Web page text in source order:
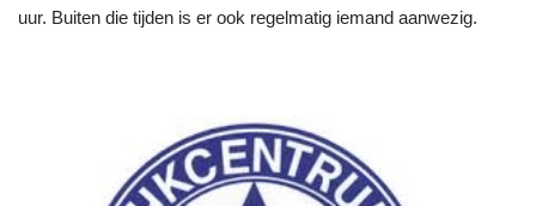
uur. Buiten die tijden is er ook regelmatig iemand aanwezig.